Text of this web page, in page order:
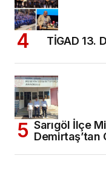
TİGAD 13.
Sarıgöl İlçe